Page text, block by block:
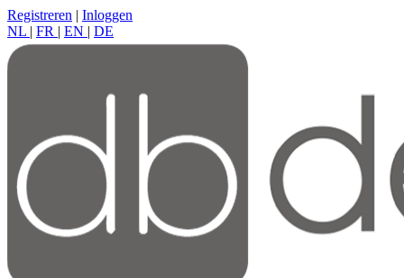
Registreren | Inloggen
NL | FR | EN | DE